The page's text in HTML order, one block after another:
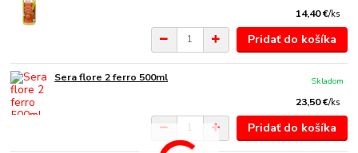
14,40 €/ks
Pridať do košíka
Sera flore 2 ferro 500ml
23,50 €/ks
Skladom
Pridať do košíka